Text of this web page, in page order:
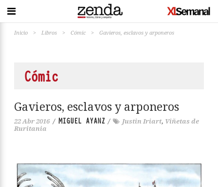
Inicio > Libros > Cómic > Gavieros, esclavos y arponeros
Cómic
Gavieros, esclavos y arponeros
22 Abr 2016 / MIGUEL AYANZ / Justin Iriart, Viñetas de
Ruritania